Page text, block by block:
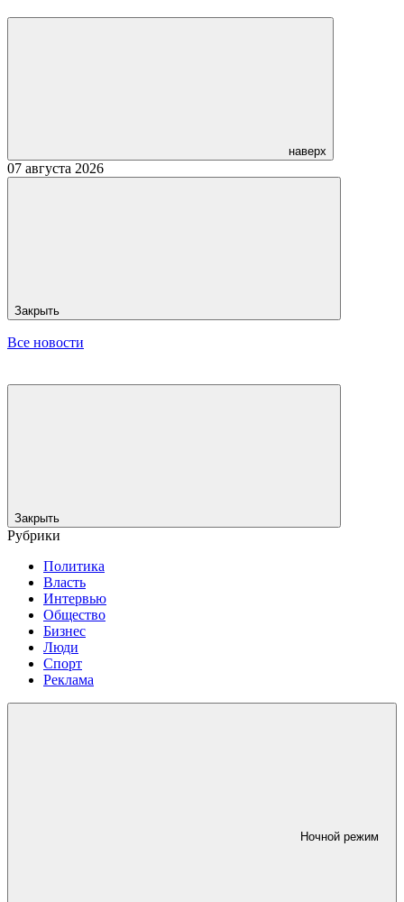
наверх
07 августа 2026
Закрыть
Все новости
Закрыть
Рубрики
Политика
Власть
Интервью
Общество
Бизнес
Люди
Спорт
Реклама
Ночной режим